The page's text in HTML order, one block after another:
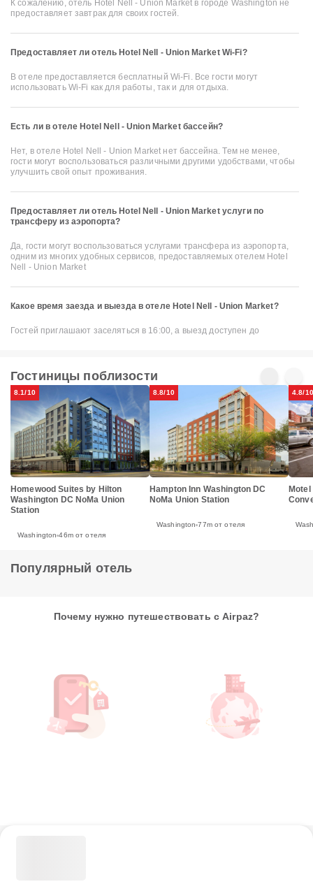
К сожалению, отель Hotel Nell - Union Market в городе Washington не
предоставляет завтрак для своих гостей.
Предоставляет ли отель Hotel Nell - Union Market Wi-Fi?
В отеле предоставляется бесплатный Wi-Fi. Все гости могут
использовать Wi-Fi как для работы, так и для отдыха.
Есть ли в отеле Hotel Nell - Union Market бассейн?
Нет, в отеле Hotel Nell - Union Market нет бассейна. Тем не менее,
гости могут воспользоваться различными другими удобствами, чтобы
улучшить свой опыт проживания.
Предоставляет ли отель Hotel Nell - Union Market услуги по
трансферу из аэропорта?
Да, гости могут воспользоваться услугами трансфера из аэропорта,
одним из многих удобных сервисов, предоставляемых отелем Hotel
Nell - Union Market
Какое время заезда и выезда в отеле Hotel Nell - Union Market?
Гостей приглашают заселяться в 16:00, а выезд доступен до
Гостиницы поблизости
8.1/10
Homewood Suites by Hilton
Washington DC NoMa Union
Station
Washington 46m от отеля
8.8/10
Hampton Inn Washington DC
NoMa Union Station
Washington 77m от отеля
4.8/10
Популярный отель
Почему нужно путешествовать с Airpaz?